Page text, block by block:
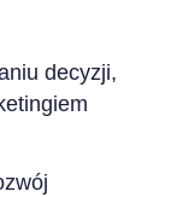
decyzji,